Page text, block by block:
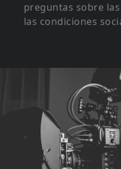
preguntas sobre
las condiciones